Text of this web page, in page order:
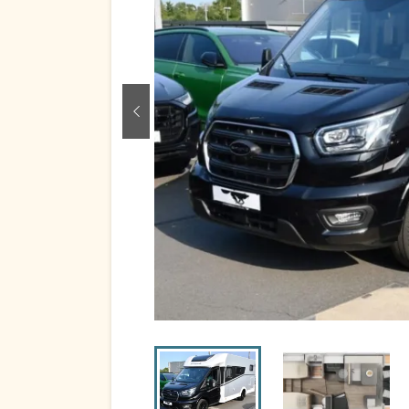
zurück